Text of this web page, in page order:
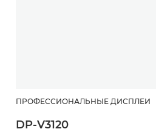
ПРОФЕССИОНАЛЬНЫЕ ДИСПЛЕИ
DP-V3120